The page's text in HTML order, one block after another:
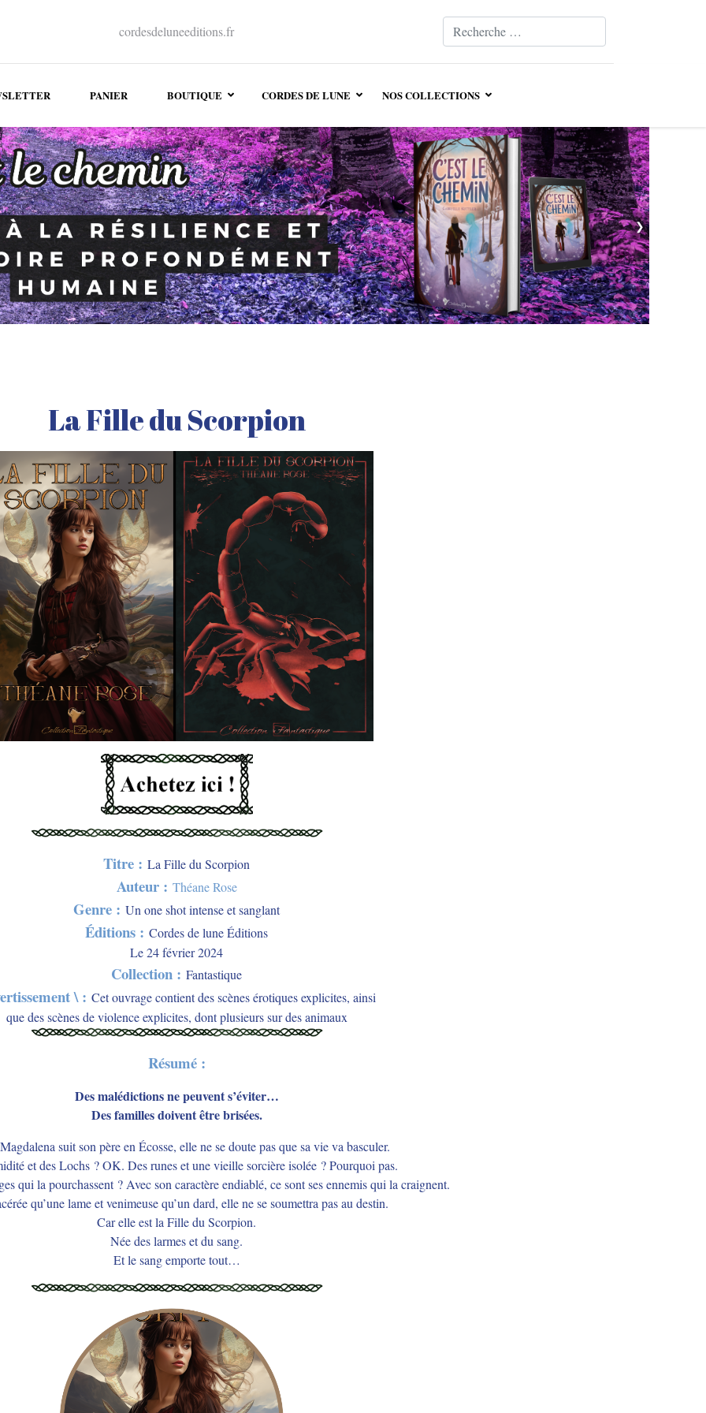
cordesdeluneeditions.fr
Valider
PANIER BOUTIQUE CORDES DE LUNE NOS COLLECTIONS
❯
La Fille du Scorpion
Titre : La Fille du Scorpion
Auteur : Théane Rose
Genre : Un one shot intense et sanglant
Éditions : Cordes de lune Éditions
Le 24 février 2024
Collection : Fantastique
\ : Cet ouvrage contient des scènes érotiques explicites, ainsi
que des scènes de violence explicites, dont plusieurs sur des animaux
Résumé :
Des malédictions ne peuvent s’éviter…
Des familles doivent être brisées.
suit son père en Écosse, elle ne se doute pas que sa vie va basculer.
et des Lochs ? OK. Des runes et une vieille sorcière isolée ? Pourquoi pas.
qui la pourchassent ? Avec son caractère endiablé, ce sont ses ennemis qui la craignent.
qu’une lame et venimeuse qu’un dard, elle ne se soumettra pas au destin.
Car elle est la Fille du Scorpion.
Née des larmes et du sang.
Et le sang emporte tout…